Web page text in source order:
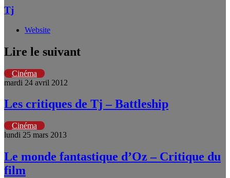
Tj
Website
Lire le suivant
Cinéma
mardi 24 avril 2012
Les critiques de Tj – Battleship
Cinéma
lundi 25 mars 2013
Le monde fantastique d’Oz – Critique du
film